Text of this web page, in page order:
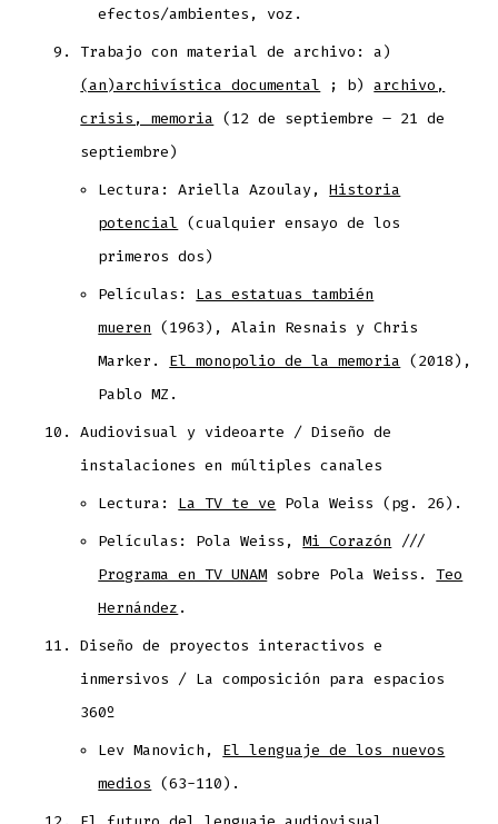
efectos/ambientes, voz.
Trabajo con material de archivo: a)
(an)archivística documental ; b)archivo,
crisis, memoria (12 de septiembre – 21 de
septiembre)
Lectura: Ariella Azoulay,Historia
potencial (cualquier ensayo de los
primeros dos)
Películas: Las estatuas también
mueren (1963), Alain Resnais y Chris
Marker. El monopolio de la memoria (2018),
Pablo MZ.
Audiovisual y videoarte / Diseño de
instalaciones en múltiples canales
Lectura: La TV te ve Pola Weiss (pg. 26).
Películas: Pola Weiss,Mi Corazón ///
Programa en TV UNAM sobre Pola Weiss.Teo
Hernández .
Diseño de proyectos interactivos e
inmersivos / La composición para espacios
360º
Lev Manovich, El lenguaje de los nuevos
medios (63-110).